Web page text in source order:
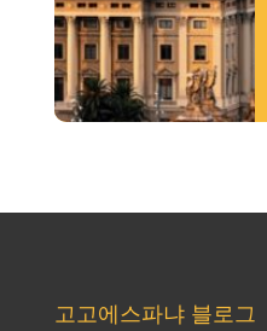
고고에스파냐 블로그